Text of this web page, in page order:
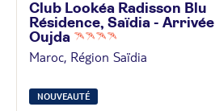
Club Lookéa Radisson Blu
Résidence, Saïdia - Arrivée
Oujda
Maroc, Région Saïdia
NOUVEAUTÉ